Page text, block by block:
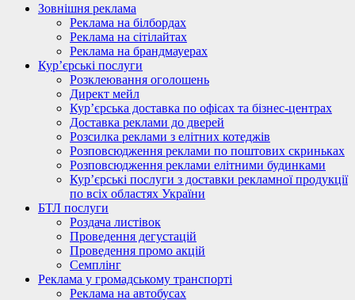
Зовнішня реклама
Реклама на білбордах
Реклама на сітілайтах
Реклама на брандмауерах
Кур’єрські послуги
Розклеювання оголошень
Директ мейл
Кур’єрська доставка по офісах та бізнес-центрах
Доставка реклами до дверей
Розсилка реклами з елітних котеджів
Розповсюдження реклами по поштових скриньках
Розповсюдження реклами елітними будинками
Кур’єрські послуги з доставки рекламної продукції
по всіх областях України
БТЛ послуги
Роздача листівок
Проведення дегустацій
Проведення промо акцій
Семплінг
Реклама у громадському транспорті
Реклама на автобусах